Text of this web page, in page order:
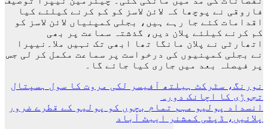
فاروقی نے پوچھا کہ لائن لاسز کو کم کرنے کیلئے کیا
اقدامات کئے جا رہے ہیں، بجلی کمپنیاں لائن لاسز کو
کم کرنے کیلئے پلان دیں، گذشتہ سماعت پر بھی
اتھارٹی نے پلان مانگا تھا ابھی تک نہیں ملا۔نیپرا
نے بجلی کمپنیوں کی درخواست پر سماعت مکمل کر لی جس
پر فیصلہ بعد میں جاری کیا جائے گا۔
پوسٹوں
کی
نیویگیشن
نورنگ، سٹرکٹ ہیلتھ آفیسر لکی مروت کا سول ہسپتال
تجوڑی کا اچانک دورہ
انسداد پولیو مہم تمام بچوں کو پولیو کے قطرے ضرور
پلائیں، ڈپٹی کمشنر ایبٹ آباد